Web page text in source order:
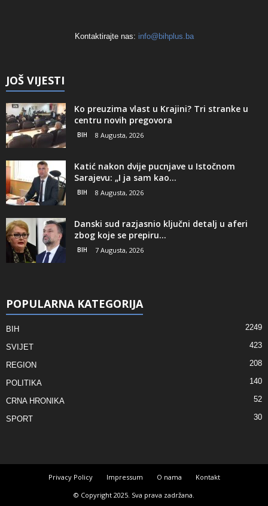
Kontaktirajte nas: info@bihplus.ba
JOŠ VIJESTI
Ko preuzima vlast u Krajini? Tri stranke u
centru novih pregovora
BIH 8 Augusta, 2026
Katić nakon dvije pucnjave u Istočnom
Sarajevu: „I ja sam kao...
BIH 8 Augusta, 2026
Danski sud razjasnio ključni detalj u aferi
zbog koje se prepiru...
BIH 7 Augusta, 2026
POPULARNA KATEGORIJA
BIH 2249
SVIJET 423
REGION 208
POLITIKA 140
CRNA HRONIKA 52
SPORT 30
Privacy Policy Impressum O nama
Kontakt
© Copyright 2025. Sva prava zadržana.